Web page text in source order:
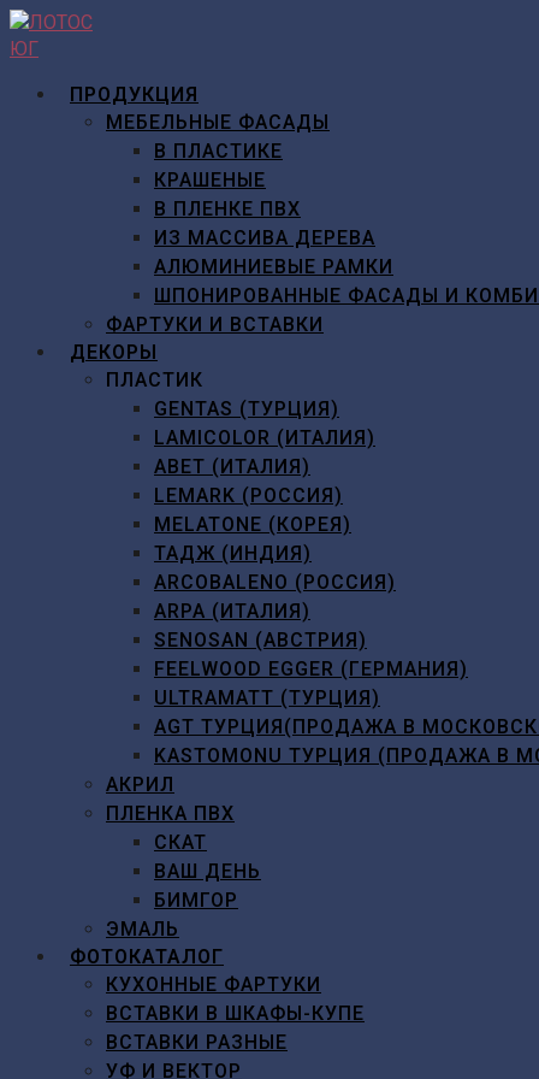
Перейти
к
ПРОДУКЦИЯ
МЕБЕЛЬНЫЕ ФАСАДЫ
В ПЛАСТИКЕ
КРАШЕНЫЕ
В ПЛЕНКЕ ПВХ
ИЗ МАССИВА ДЕРЕВА
АЛЮМИНИЕВЫЕ РАМКИ
ШПОНИРОВАННЫЕ ФАСАДЫ И
ФАРТУКИ И ВСТАВКИ
ДЕКОРЫ
ПЛАСТИК
GENTAS (ТУРЦИЯ)
LAMICOLOR (ИТАЛИЯ)
ABET (ИТАЛИЯ)
LEMARK (РОССИЯ)
MELATONE (КОРЕЯ)
ТАДЖ (ИНДИЯ)
ARCOBALENO (РОССИЯ)
ARPA (ИТАЛИЯ)
SENOSAN (АВСТРИЯ)
FEELWOOD EGGER (ГЕРМАНИЯ)
ULTRAMATT (ТУРЦИЯ)
AGT ТУРЦИЯ(ПРОДАЖА В
KASTOMONU ТУРЦИЯ (ПРОДАЖА В
АКРИЛ
ПЛЕНКА ПВХ
СКАТ
ВАШ ДЕНЬ
БИМГОР
ЭМАЛЬ
ФОТОКАТАЛОГ
КУХОННЫЕ ФАРТУКИ
ВСТАВКИ В ШКАФЫ-КУПЕ
ВСТАВКИ РАЗНЫЕ
УФ И ВЕКТОР